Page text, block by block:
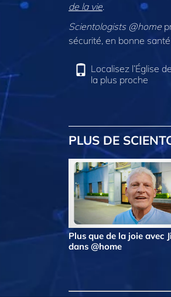
de la vie.
Scientologists @home
sécurité, en bonne
Localisez l’Église
la plus proche
PLUS DE
Plus que de la joie avec
dans @home